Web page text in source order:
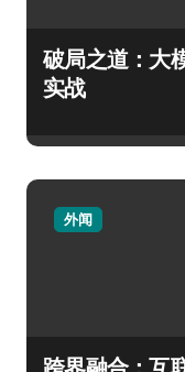
破局之道：大
实战
外闻